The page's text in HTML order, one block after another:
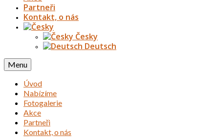
Partneři
Kontakt, o nás
Česky
Deutsch
Menu
Úvod
Nabízíme
Fotogalerie
Akce
Partneři
Kontakt, o nás